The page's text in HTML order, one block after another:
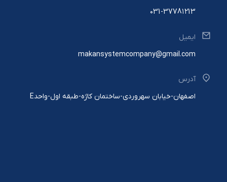
۰31-3778۱۲13
ایمیل
makansystemcompany@gmail.com
آدرس
اصفهان-خیابان سهروردی-ساختمان کاژه-طبقه اول-واحدE